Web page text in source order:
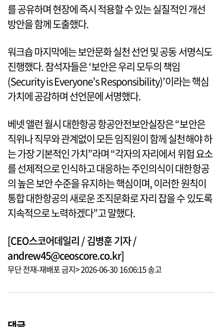
를 공유하며 현장에 즉시 적용할 수 있는 실질적인 개선
방안을 함께 도출했다.
워크숍 마지막에는 보안문화 실천 선언 및 공동 서명식도
진행했다. 참석자들은 ‘보안은 우리 모두의 책임
(Security is Everyone’s Responsibility)’이라는 핵심
가치에 공감하며 선언문에 서명했다.
베넷 앨런 월시 대한항공 항공안전보안실장은 “보안은
직위나 직무와 관계없이 모든 임직원이 함께 실천해야 하
는 가장 기본적인 가치”라며 “각자의 자리에서 위험 요소
를 선제적으로 인식하고 대응하는 주인의식이 대한항공
의 높은 보안 수준을 유지하는 핵심이며, 이러한 원칙이
통합 대한항공의 새로운 조직문화로 자리 잡을 수 있도록
지속적으로 노력하겠다”고 말했다.
[CEO스코어데일리 / 김병훈 기자 /
andrew45@ceoscore.co.kr]
무단 전재-재배포 금지> 2026-06-30 16:06:15 송고